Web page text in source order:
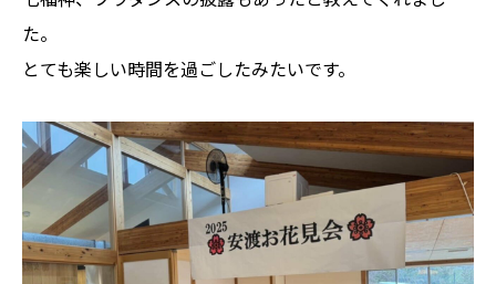
た。
とても楽しい時間を過ごしたみたいです。